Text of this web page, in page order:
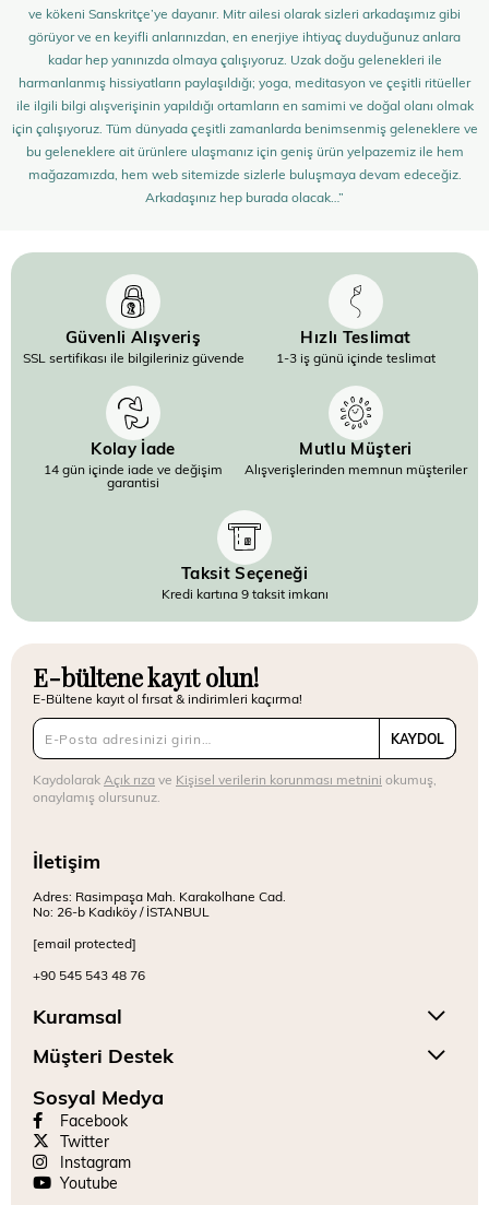
ve kökeni Sanskritçe’ye dayanır. Mitr ailesi olarak sizleri arkadaşımız gibi
görüyor ve en keyifli anlarınızdan, en enerjiye ihtiyaç duyduğunuz anlara
kadar hep yanınızda olmaya çalışıyoruz. Uzak doğu gelenekleri ile
harmanlanmış hissiyatların paylaşıldığı; yoga, meditasyon ve çeşitli ritüeller
ile ilgili bilgi alışverişinin yapıldığı ortamların en samimi ve doğal olanı olmak
için çalışıyoruz. Tüm dünyada çeşitli zamanlarda benimsenmiş geleneklere ve
bu geleneklere ait ürünlere ulaşmanız için geniş ürün yelpazemiz ile hem
mağazamızda, hem web sitemizde sizlerle buluşmaya devam edeceğiz.
Arkadaşınız hep burada olacak…”
Güvenli Alışveriş
SSL sertifikası ile bilgileriniz güvende
Hızlı Teslimat
1-3 iş günü içinde teslimat
Kolay İade
14 gün içinde iade ve değişim
garantisi
Mutlu Müşteri
Alışverişlerinden memnun müşteriler
Taksit Seçeneği
Kredi kartına 9 taksit imkanı
E-bültene kayıt olun!
E-Bültene kayıt ol fırsat & indirimleri kaçırma!
KAYDOL
Kaydolarak Açık rızave Kişisel verilerin korunması metnini okumuş,
onaylamış olursunuz.
İletişim
Adres: Rasimpaşa Mah. Karakolhane Cad.
No: 26-b Kadıköy / İSTANBUL
[email protected]
+90 545 543 48 76
Kuramsal
Müşteri Destek
Sosyal Medya
Facebook
Twitter
Instagram
Youtube